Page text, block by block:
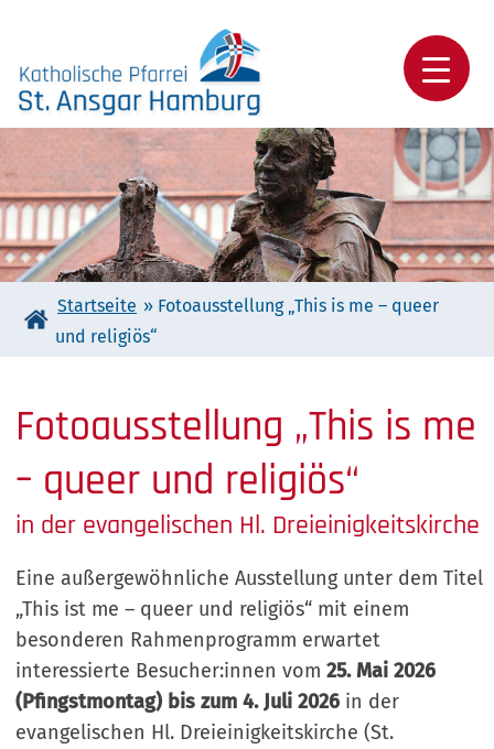
content
Katholische Pfarrei St. Ansgar Hamburg
Startseite » Fotoausstellung „This is me – queer
und religiös“
Fotoausstellung „This is me
– queer und religiös“
in der evangelischen Hl. Dreieinigkeitskirche
Eine außergewöhnliche Ausstellung unter dem Titel
„This ist me – queer und religiös“ mit einem
besonderen Rahmenprogramm erwartet
interessierte Besucher:innen vom 25. Mai 2026
(Pfingstmontag) bis zum 4. Juli 2026 in der
evangelischen Hl. Dreieinigkeitskirche (St.